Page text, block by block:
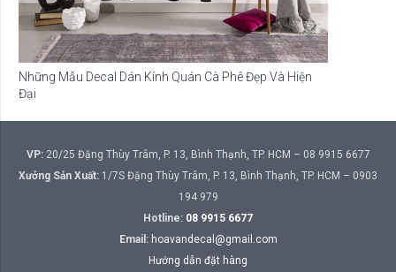
Những Mẫu Decal Dán Kính Quán Cà Phê Đẹp Và Hiện
Đại
VP:20/25 Đặng Thùy Trâm, P. 13, Bình Thạnh, TP. HCM – 08 9915 6677
Xưởng Sản Xuất: 1/7S Đặng Thùy Trâm, P. 13, Bình Thạnh, TP. HCM – 0903
194 979
Hotline: 08 9915 6677
Email: hoavandecal@gmail.com
Hướng dẫn đặt hàng